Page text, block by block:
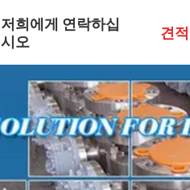
저희에게 연락하십
시오
견